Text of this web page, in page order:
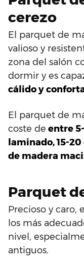
cerezo
El parquet de
valioso y
zona del salón
dormir y es
cálido y
El parquet de
coste de entre
laminado, 15-
de madera
Parquet
Precioso y caro,
los más
nivel,
antiguos.